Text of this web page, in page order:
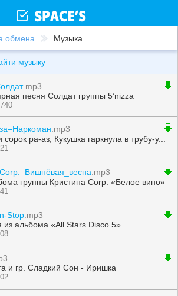
обмена Музыка
музыку
.mp3
песня Солдат группы 5’nizza
.mp3
pа-аз, Кyкyшка гаpкнyла в тpyбy-y...
.mp3
группы Кристина Corp. «Белое вино»
Stop.mp3
из альбома «All Stars Disco 5»
и гр. Сладкий Сон - Иришка